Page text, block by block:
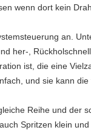
wenn dort kein
an.
her-,
ist, die eine
und sie kann
Reihe und der
Spritzen klein